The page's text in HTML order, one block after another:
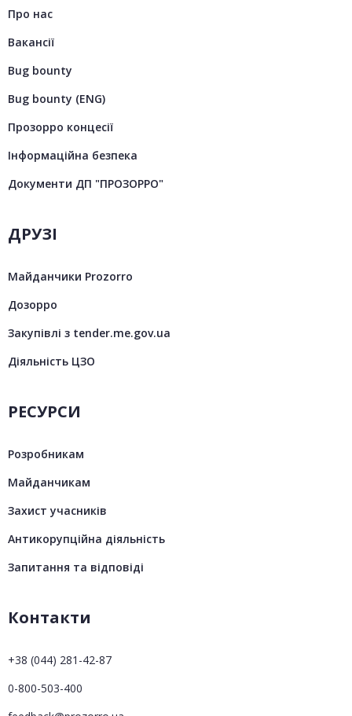
Про нас
Вакансії
Bug bounty
Bug bounty (ENG)
Прозорро концесії
Інформаційна безпека
Документи ДП "ПРОЗОРРО"
ДРУЗІ
Майданчики Prozorro
Дозорро
Закупівлі з tender.me.gov.ua
Діяльність ЦЗО
РЕСУРСИ
Розробникам
Майданчикам
Захист учасників
Антикорупційна діяльність
Запитання та відповіді
Контакти
+38 (044) 281-42-87
0-800-503-400